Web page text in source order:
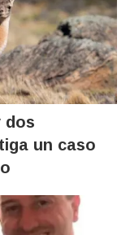
dos
un caso